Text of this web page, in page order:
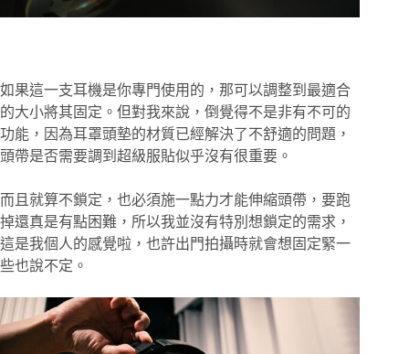
如果這一支耳機是你專門使用的，那可以調整到最適合
的大小將其固定。但對我來說，倒覺得不是非有不可的
功能，因為耳罩頭墊的材質已經解決了不舒適的問題，
頭帶是否需要調到超級服貼似乎沒有很重要。
而且就算不鎖定，也必須施一點力才能伸縮頭帶，要跑
掉還真是有點困難，所以我並沒有特別想鎖定的需求，
這是我個人的感覺啦，也許出門拍攝時就會想固定緊一
些也說不定。